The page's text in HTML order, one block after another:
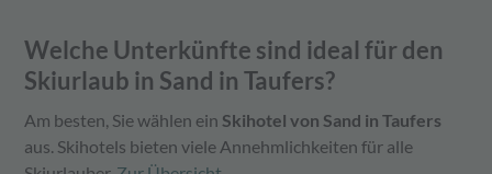
Welche Unterkünfte sind ideal für den
Skiurlaub in Sand in Taufers?
Am besten, Sie wählen ein Skihotel von Sand in Taufers
aus. Skihotels bieten viele Annehmlichkeiten für alle